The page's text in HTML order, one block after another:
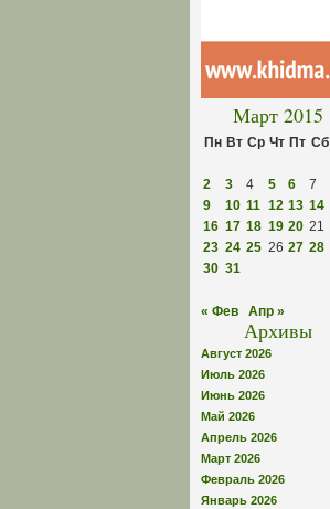
Март 2015
Пн Вт Ср Чт Пт Сб
2
3 4 5 6 7
9
10 11 12 13 14
16 17 18 19 20 21
23 24 25 26 27 28
30 31
« Фев Апр »
Архивы
Август 2026
Июль 2026
Июнь 2026
Май 2026
Апрель 2026
Март 2026
Февраль 2026
Январь 2026